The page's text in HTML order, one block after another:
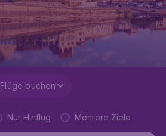
Flüge buchen
Nur Hinflug Mehrere Ziele